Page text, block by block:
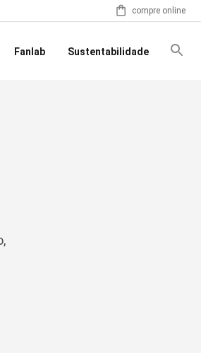
compre online
Fanlab Sustentabilidade